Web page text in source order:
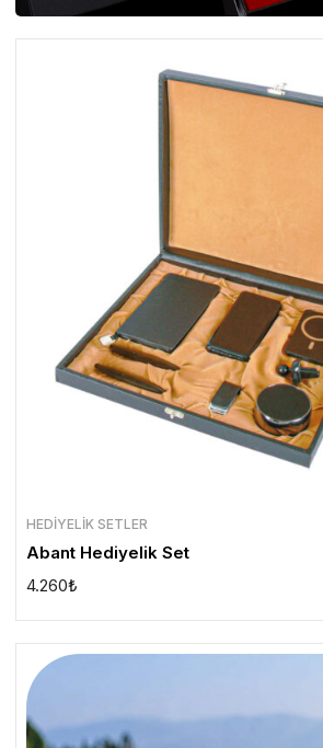
HEDIYELIK SETLER
Abant Hediyelik Set
4.260₺